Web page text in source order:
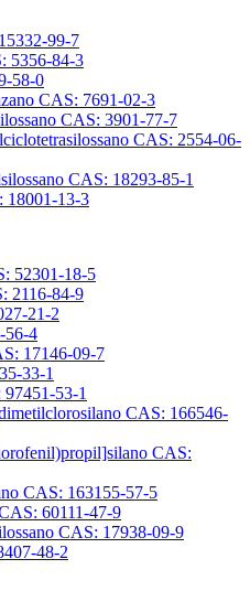
99-7
5356-84-3
58-0
CAS: 7691-02-3
CAS: 3901-77-7
CAS: 2554-06-
CAS: 18293-85-1
18001-13-3
52301-18-5
2116-84-9
21-2
56-4
17146-09-7
33-1
53-1
CAS: 166546-
CAS:
CAS: 163155-57-5
60111-47-9
CAS: 17938-09-9
48-2